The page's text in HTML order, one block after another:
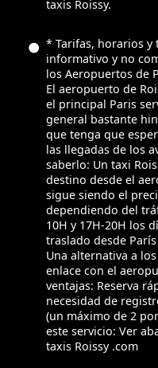
taxis Roissy.
* Tarifas, horarios y
informativo y no
los Aeropuertos de
El aeropuerto de
el principal Paris
general bastante
que tenga que
las llegadas de los
saberlo: Un taxi
destino desde el
sigue siendo el
dependiendo del
10H y 17H-20H los
traslado desde
Una alternativa a
enlace con el
ventajas: Reserva
necesidad de
(un máximo de 2
este servicio: Ver
taxis Roissy .com